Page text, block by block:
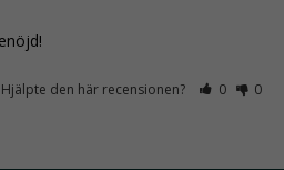
Hjälpte den här recensionen? 0 0